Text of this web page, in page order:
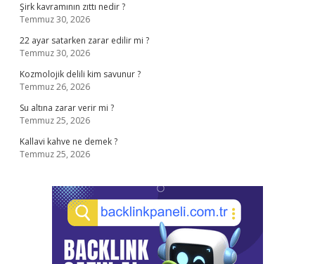
Şirk kavramının zıttı nedir ?
Temmuz 30, 2026
22 ayar satarken zarar edilir mi ?
Temmuz 30, 2026
Kozmolojik delili kim savunur ?
Temmuz 26, 2026
Su altına zarar verir mi ?
Temmuz 25, 2026
Kallavi kahve ne demek ?
Temmuz 25, 2026